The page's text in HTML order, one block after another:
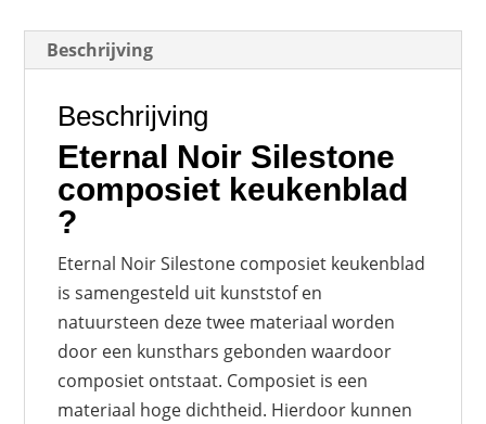
Beschrijving
Beschrijving
Eternal Noir Silestone
composiet keukenblad
?
Eternal Noir Silestone composiet keukenblad
is samengesteld uit kunststof en
natuursteen deze twee materiaal worden
door een kunsthars gebonden waardoor
composiet ontstaat. Composiet is een
materiaal hoge dichtheid. Hierdoor kunnen